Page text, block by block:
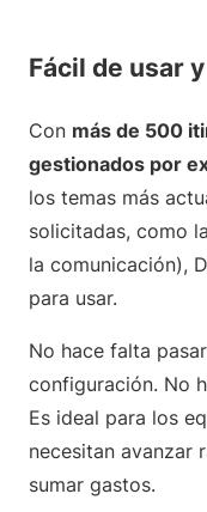
Fácil de usar
Con más de 500
gestionados por
los temas más
solicitadas, como
la comunicación),
para usar.
No hace falta
configuración. No
Es ideal para los
necesitan avanzar
sumar gastos.